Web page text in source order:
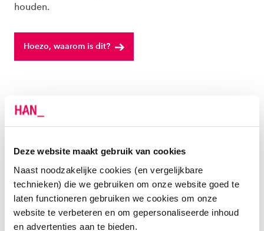
Deze website maakt gebruik van cookies
Naast noodzakelijke cookies (en vergelijkbare
technieken) die we gebruiken om onze website goed te
laten functioneren gebruiken we cookies om onze
website te verbeteren en om gepersonaliseerde inhoud
en advertenties aan te bieden.
houden.
Hoezo, waarom is dit?
AANMELDEN EN MATCHING: HOE MELD JE
ENGELS) IN 5 STAPPEN?
1. Pak je DigiD erbij
2. Check de toelatingseisen